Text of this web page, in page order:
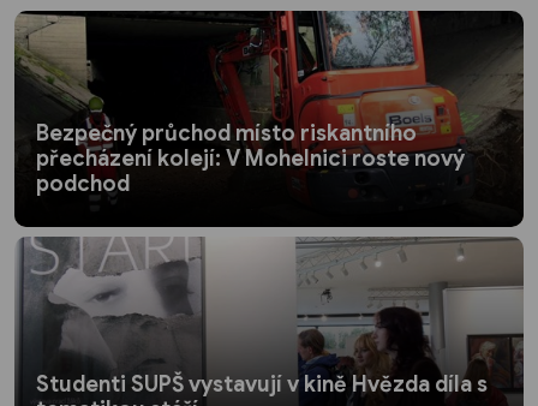
Bezpečný průchod místo riskantního
přecházení kolejí: V Mohelnici roste nový
podchod
Studenti SUPŠ vystavují v kině Hvězda díla s